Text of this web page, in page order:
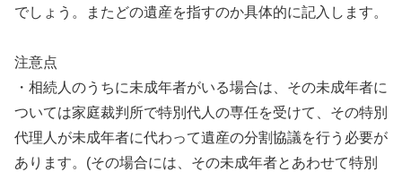
でしょう。またどの遺産を指すのか具体的に記入します。
注意点
・相続人のうちに未成年者がいる場合は、その未成年者に
ついては家庭裁判所で特別代人の専任を受けて、その特別
代理人が未成年者に代わって遺産の分割協議を行う必要が
あります。(その場合には、その未成年者とあわせて特別